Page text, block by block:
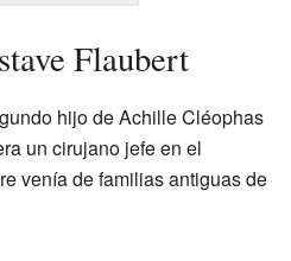
Flaubert
hijo de Achille Cléophas
un cirujano jefe en el
venía de familias antiguas de